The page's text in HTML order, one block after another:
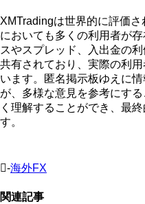
XMTradingは世界的に評価
においても多くの利用者が
スやスプレッド、入出金の
共有されており、実際の利
います。匿名掲示板ゆえに
が、多様な意見を参考にす
く理解することができ、最
す。
-海外FX
関連記事